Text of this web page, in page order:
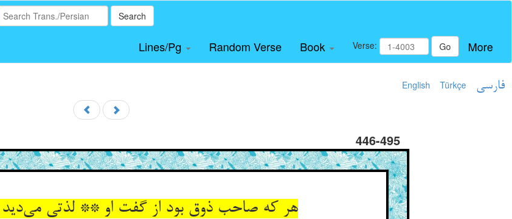
Search
Lines/Pg Random Verse Book Verse: Go More
English Türkçe فارسی
446-495
هر که صاحب ذوق بود از گفت او ** لذتی